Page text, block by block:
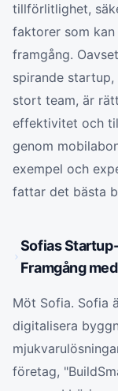
tillförlitlighet,
faktorer som
framgång.
spirande
stort team, är
effektivitet och
genom
exempel och
fattar det bästa
Sofias
Framgång
Möt Sofia. Sofia
digitalisera
företag,